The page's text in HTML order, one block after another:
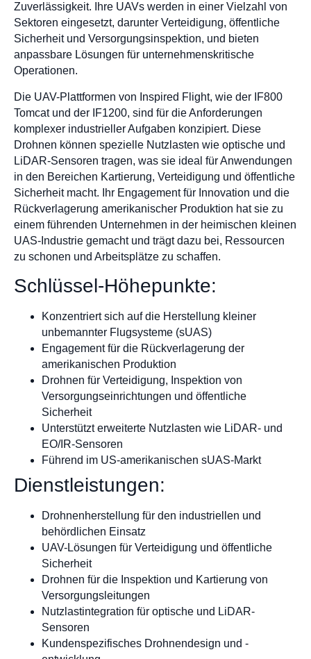
Zuverlässigkeit. Ihre UAVs werden in einer Vielzahl von
Sektoren eingesetzt, darunter Verteidigung, öffentliche
Sicherheit und Versorgungsinspektion, und bieten
anpassbare Lösungen für unternehmenskritische
Operationen.
Die UAV-Plattformen von Inspired Flight, wie der IF800
Tomcat und der IF1200, sind für die Anforderungen
komplexer industrieller Aufgaben konzipiert. Diese
Drohnen können spezielle Nutzlasten wie optische und
LiDAR-Sensoren tragen, was sie ideal für Anwendungen
in den Bereichen Kartierung, Verteidigung und öffentliche
Sicherheit macht. Ihr Engagement für Innovation und die
Rückverlagerung amerikanischer Produktion hat sie zu
einem führenden Unternehmen in der heimischen kleinen
UAS-Industrie gemacht und trägt dazu bei, Ressourcen
zu schonen und Arbeitsplätze zu schaffen.
Schlüssel-Höhepunkte:
Konzentriert sich auf die Herstellung kleiner
unbemannter Flugsysteme (sUAS)
Engagement für die Rückverlagerung der
amerikanischen Produktion
Drohnen für Verteidigung, Inspektion von
Versorgungseinrichtungen und öffentliche
Sicherheit
Unterstützt erweiterte Nutzlasten wie LiDAR- und
EO/IR-Sensoren
Führend im US-amerikanischen sUAS-Markt
Dienstleistungen:
Drohnenherstellung für den industriellen und
behördlichen Einsatz
UAV-Lösungen für Verteidigung und öffentliche
Sicherheit
Drohnen für die Inspektion und Kartierung von
Versorgungsleitungen
Nutzlastintegration für optische und LiDAR-
Sensoren
Kundenspezifisches Drohnendesign und -